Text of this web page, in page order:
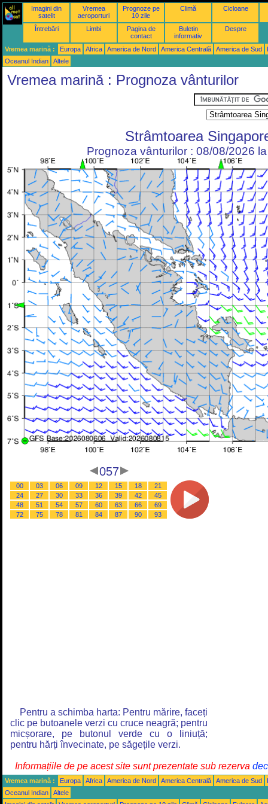
Imagini din
satelit
Vremea
aeroporturi
Prognoze pe
10 zile
Climă Cicloane
Întrebări Limbi
Pagina de
contact
Buletin
informativ
Despre
Vremea marină : Europa Africa America de Nord America Centrală America de Sud
Oceanul Indian
Altele
Vremea marină : Prognoza vânturilor
Strâmtoarea
Prognoza vânturilor : 08/08/2026
057
00 03 06 09 12 15 18
21
24
27 30 33 36 39 42
45
48
51 54 57 60 63 66
69
72
75 78 81 84 87 90 93
Pentru a schimba harta: Pentru mărire, faceți
clic pe butoanele verzi cu cruce neagră; pentru
micșorare, pe butonul verde cu o liniuță;
pentru hărți învecinate, pe săgețile verzi.
Informațiile de pe acest site sunt prezentate sub rezerva
Vremea marină : Europa Africa America de Nord America Centrală America de Sud
Oceanul Indian
Altele